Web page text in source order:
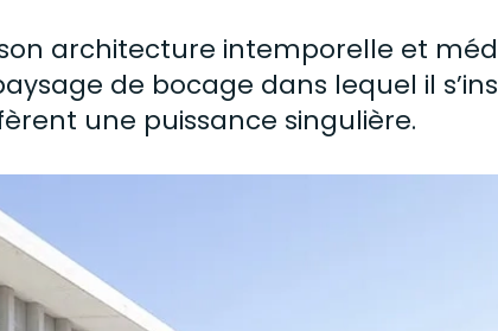
architecture intemporelle et
de bocage dans lequel il
une puissance singulière.